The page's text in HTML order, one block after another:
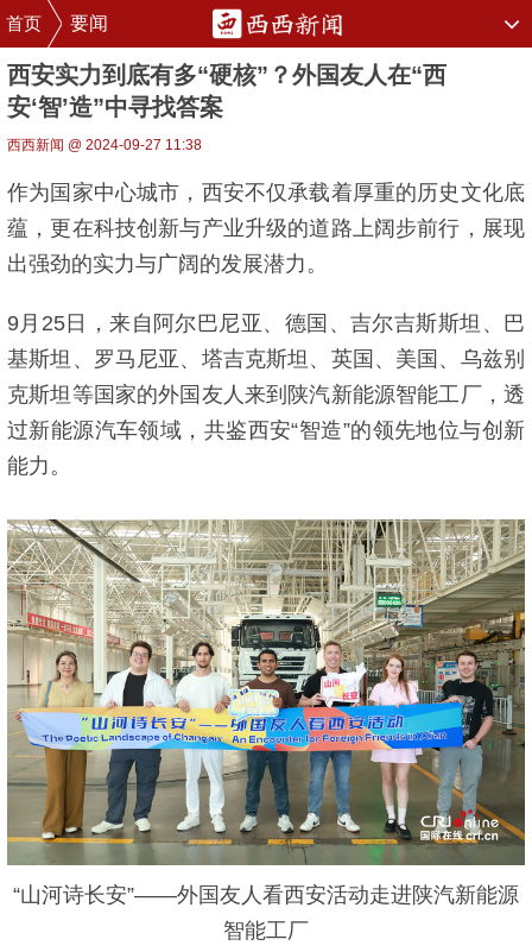
首页 要闻
西安实力到底有多“硬核”？外国友人在“西
安‘智’造”中寻找答案
西西新闻 @ 2024-09-27 11:38
作为国家中心城市，西安不仅承载着厚重的历史文化底
蕴，更在科技创新与产业升级的道路上阔步前行，展现
出强劲的实力与广阔的发展潜力。
9月25日，来自阿尔巴尼亚、德国、吉尔吉斯斯坦、巴
基斯坦、罗马尼亚、塔吉克斯坦、英国、美国、乌兹别
克斯坦等国家的外国友人来到陕汽新能源智能工厂，透
过新能源汽车领域，共鉴西安“智造”的领先地位与创新
能力。
“山河诗长安”——外国友人看西安活动走进陕汽新能源
智能工厂